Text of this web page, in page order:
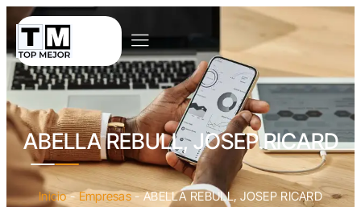
ABELLA REBULL, JOSEP RICARD
Inicio-Empresas-ABELLA REBULL, JOSEP RICARD